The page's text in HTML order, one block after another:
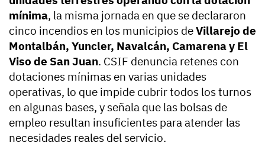
mínima, la misma jornada en que se declararon
cinco incendios en los municipios deVillarejo de
Montalbán, Yuncler, Navalcán, Camarena y El
Viso de San Juan. CSIF denuncia retenes con
dotaciones mínimas en varias unidades
operativas, lo que impide cubrir todos los turnos
en algunas bases, y señala que las bolsas de
empleo resultan insuficientes para atender las
necesidades reales del servicio.